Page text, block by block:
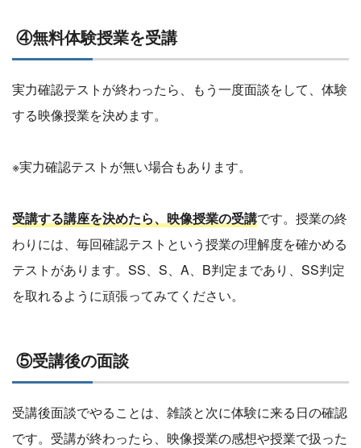
④無料体験授業を受講
実力確認テストが終わったら、もう一度面談をして、体験
する映像授業を決めます。
※実力確認テストが無い場合もあります。
受講する講座を決めたら、映像授業の受講です。授業の終
わりには、毎回確認テストという授業の理解度を確かめる
テストがあります。SS、S、A、B判定まであり、SS判定
を取れるように頑張ってみてください。
⑤受講後の面談
受講後面談でやることは、雑談と次に体験に来る日の確認
です。受講が終わったら、映像授業の感想や授業で扱った